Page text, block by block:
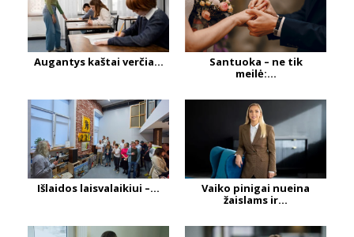
Augantys kaštai verčia...
Santuoka – ne tik
meilė:...
Išlaidos laisvalaikiui –...
Vaiko pinigai nueina
žaislams ir...